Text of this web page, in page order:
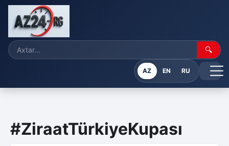
🔍
AZ EN RU
#ZiraatTürkiyeKupası